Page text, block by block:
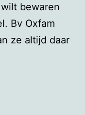
bewaren
Bv Oxfam
ze altijd daar